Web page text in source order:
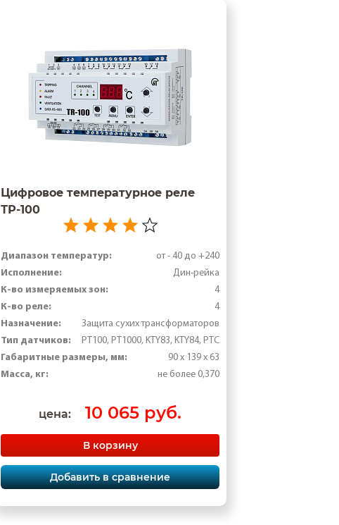
Цифровое температурное реле
ТР-100
Диапазон температур: от - 40 до +240
Исполнение: Дин-рейка
К-во измеряемых зон: 4
К-во реле: 4
Назначение: Защита сухих трансформаторов
Тип датчиков: РТ100, PT1000, KTY83, KTY84, PTC
Габаритные размеры, мм: 90 х 139 х 63
Масса, кг: не более 0,370
цена: 10 065 руб.
В корзину
Добавить в сравнение